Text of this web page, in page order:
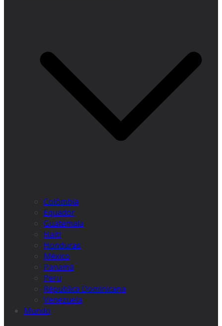
Colômbia
Equador
Guatemala
Haiti
Honduras
México
Panamá
Peru
Républica Dominicana
Venezuela
Mundo